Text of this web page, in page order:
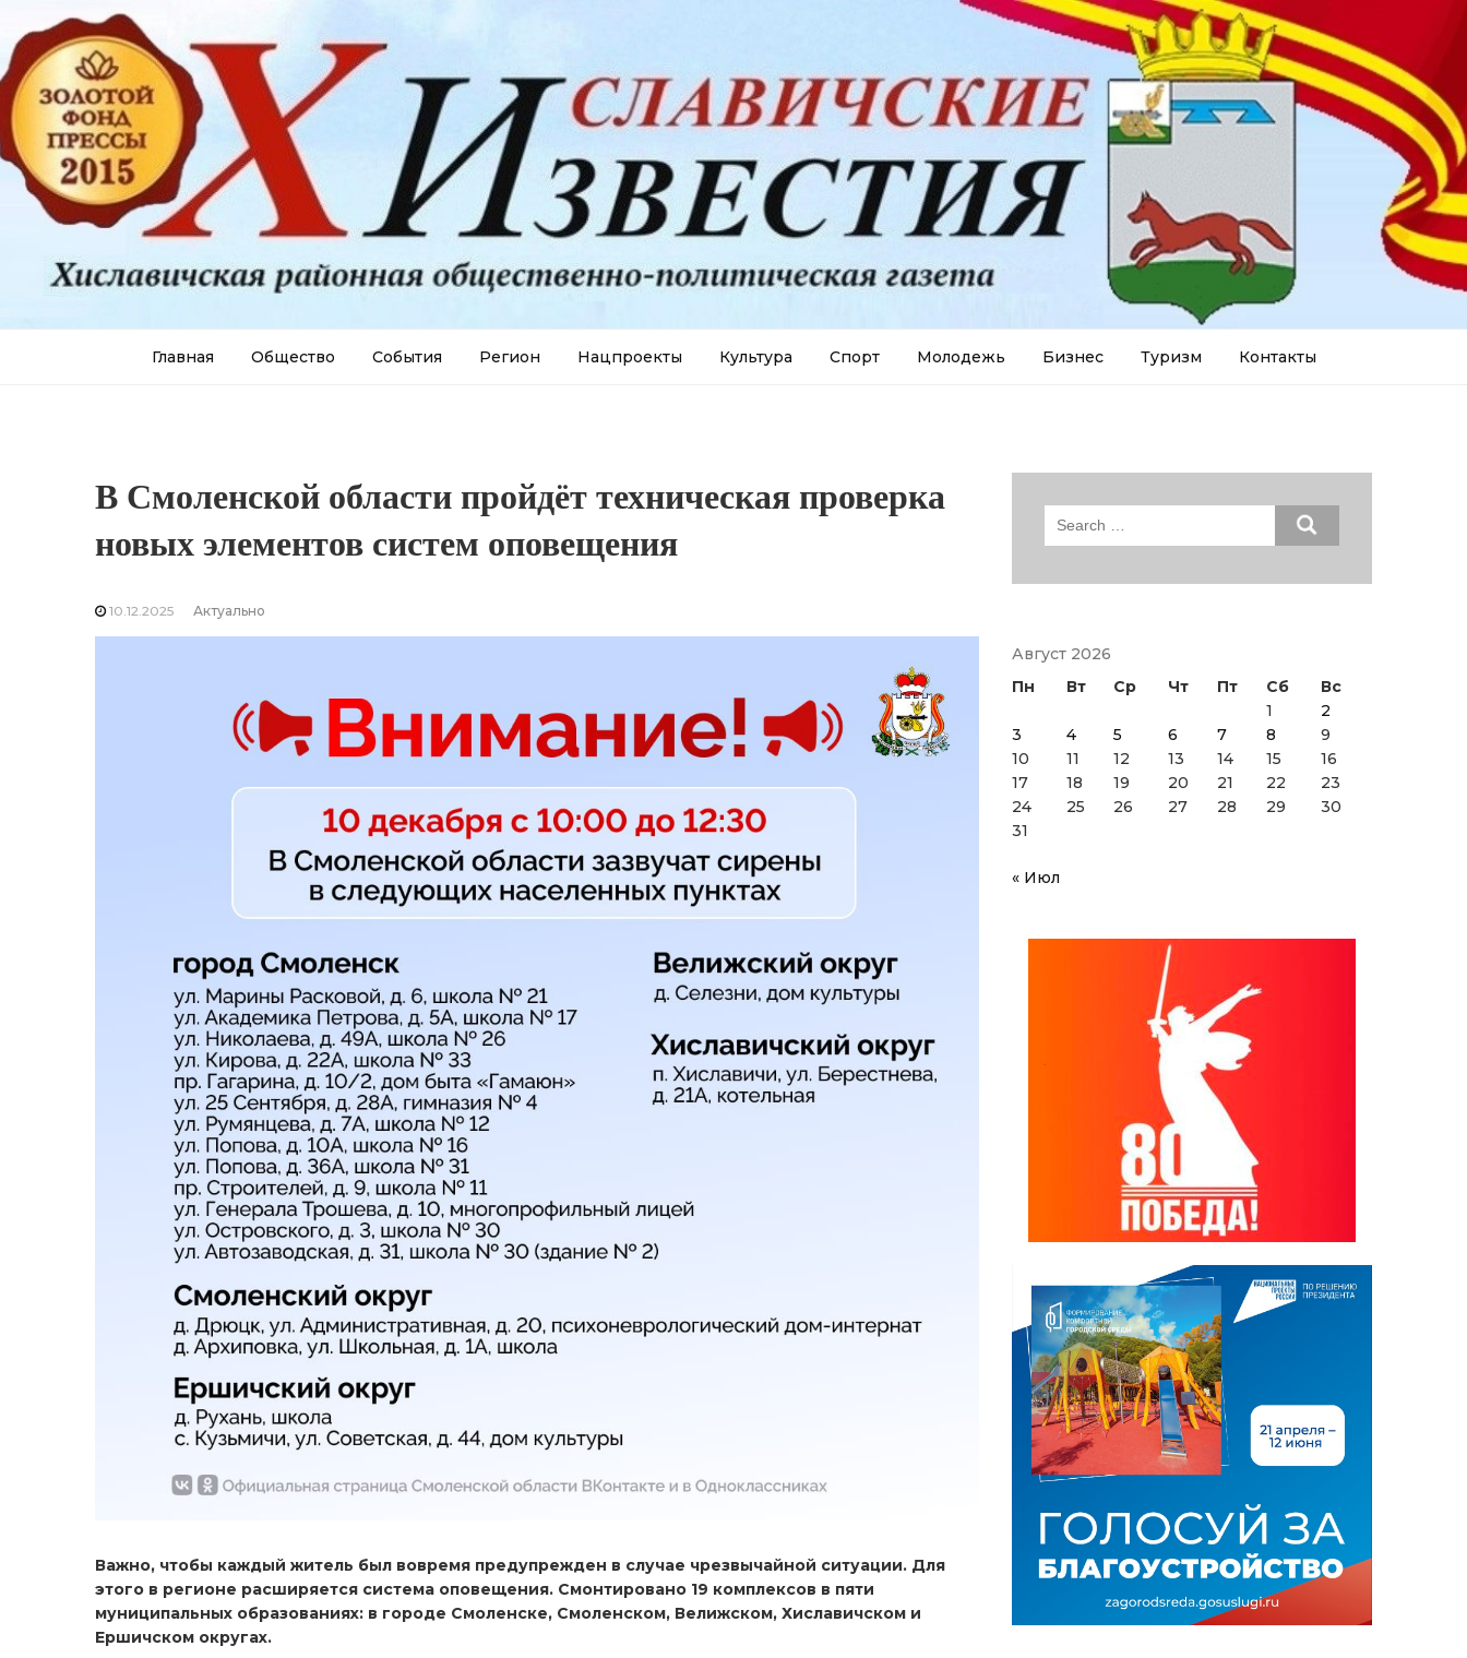
Главная Общество События Регион Нацпроекты Культура Спорт Молодежь Бизнес Туризм Контакты
В Смоленской области пройдёт техническая проверка
новых элементов систем оповещения
10.12.2025 Актуально
Важно, чтобы каждый житель был вовремя предупрежден в случае чрезвычайной ситуации. Для
этого в регионе расширяется система оповещения. Смонтировано 19 комплексов в пяти
муниципальных образованиях: в городе Смоленске, Смоленском, Велижском, Хиславичском и
Ершичском округах.
Search
Август 2026
Пн
Вт Ср Чт Пт Сб
Вс
1
2
3
4 5 6 7 8
9
10
11 12 13 14 15
16
17
18 19 20 21 22
23
24
25 26 27 28 29
30
31
« Июл